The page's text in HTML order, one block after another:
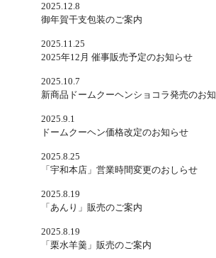
2025.12.8
御年賀干支包装のご案内
2025.11.25
2025年12月 催事販売予定のお知らせ
2025.10.7
新商品ドームクーヘンショコラ発売のお
2025.9.1
ドームクーヘン価格改定のお知らせ
2025.8.25
「宇和本店」営業時間変更のおしらせ
2025.8.19
「あんり」販売のご案内
2025.8.19
「栗水羊羹」販売のご案内